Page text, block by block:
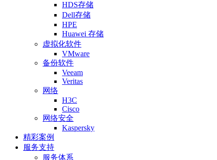
HDS存储
Dell存储
HPE
Huawei 存储
虚拟化软件
VMware
备份软件
Veeam
Veritas
网络
H3C
Cisco
网络安全
Kaspersky
精彩案例
服务支持
服务体系